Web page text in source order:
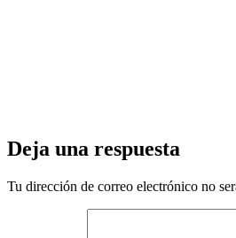
Deja una respuesta
Tu dirección de correo electrónico no